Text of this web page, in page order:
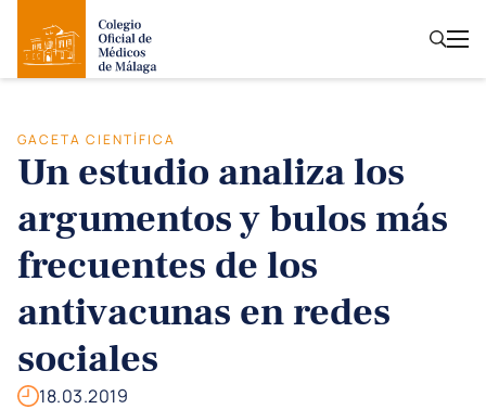
GACETA CIENTÍFICA
Un estudio analiza los
argumentos y bulos más
frecuentes de los
antivacunas en redes
sociales
18.03.2019